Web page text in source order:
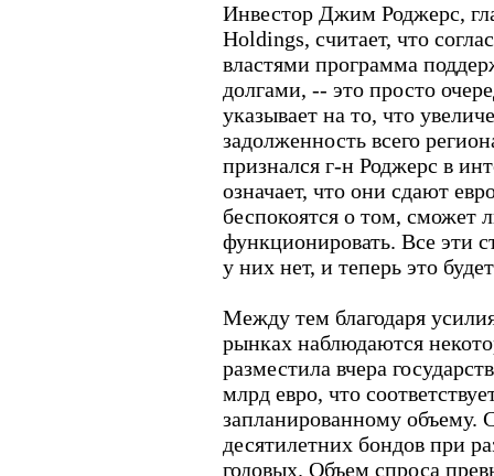
Инвестор Джим Роджерс,
Holdings, считает, что
властями программа
долгами, -- это просто
указывает на то, что
задолженность всего
признался г-н Роджерс в
означает, что они сдают
беспокоятся о том, сможет
функционировать. Все эти
у них нет, и теперь это
Между тем благодаря
рынках наблюдаются
разместила вчера
млрд евро, что
запланированному объему.
десятилетних бондов при
годовых. Объем спроса